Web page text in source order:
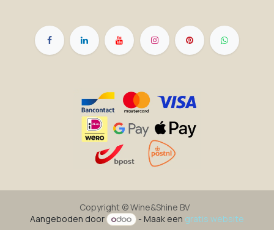
Copyright ©Wine&Shine BV
Aangeboden door
- Maak een gratis website